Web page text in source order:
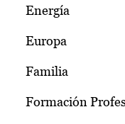
Energía
Europa
Familia
Formación